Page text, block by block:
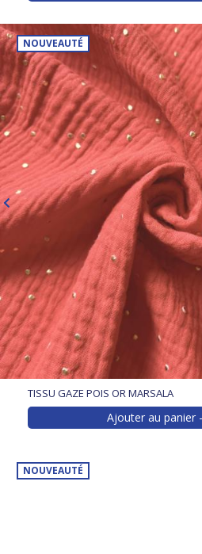
NOUVEAUTÉ
TISSU GAZE POIS OR MARSALA
Ajouter au panier
NOUVEAUTÉ